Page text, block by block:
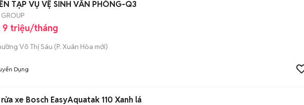
TẠP VỤ VỆ SINH VĂN PHÒNG-Q3
GROUP
9 triệu/tháng
Võ Thị Sáu (P. Xuân Hòa mới)
Dụng
xe Bosch EasyAquatak 110 Xanh lá